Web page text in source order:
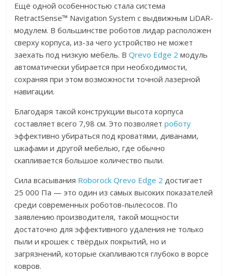
Ещё одной особенностью стала система
RetractSense™ Navigation System с выдвижным LiDAR-
модулем. В большинстве роботов лидар расположен
сверху корпуса, из-за чего устройство не может
заехать под низкую мебель. ВQrevo Edge 2 модуль
автоматически убирается при необходимости,
сохраняя при этом возможности точной лазерной
навигации.
Благодаря такой конструкции высота корпуса
составляет всего 7,98 см. Это позволяетроботу
эффективно убираться под кроватями, диванами,
шкафами и другой мебелью, где обычно
скапливается большое количество пыли.
Сила всасывания Roborock Qrevo Edge 2 достигает
25 000 Па — это один из самых высоких показателей
среди современных роботов-пылесосов. По
заявлению производителя, такой мощности
достаточно для эффективного удаления не только
пыли и крошек с твёрдых покрытий, но и
загрязнений, которые скапливаются глубоко в ворсе
ковров.